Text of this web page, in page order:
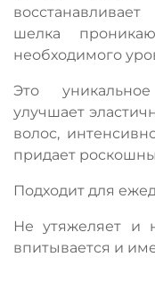
шелка
необходимого
Это
улучшает
волос,
придает
Подходит для
Не утяжеляет и
впитывается и